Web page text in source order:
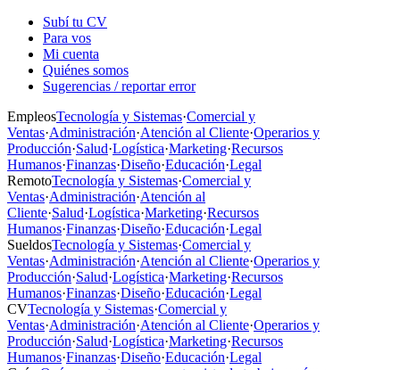
Subí tu CV
Para vos
Mi cuenta
Quiénes somos
Sugerencias / reportar error
EmpleosTecnología y Sistemas·Comercial y
Ventas·Administración·Atención al Cliente·Operarios y
Producción·Salud·Logística·Marketing·Recursos
Humanos·Finanzas·Diseño·Educación·Legal
RemotoTecnología y Sistemas·Comercial y
Ventas·Administración·Atención al
Cliente·Salud·Logística·Marketing·Recursos
Humanos·Finanzas·Diseño·Educación·Legal
SueldosTecnología y Sistemas·Comercial y
Ventas·Administración·Atención al Cliente·Operarios y
Producción·Salud·Logística·Marketing·Recursos
Humanos·Finanzas·Diseño·Educación·Legal
CVTecnología y Sistemas·Comercial y
Ventas·Administración·Atención al Cliente·Operarios y
Producción·Salud·Logística·Marketing·Recursos
Humanos·Finanzas·Diseño·Educación·Legal